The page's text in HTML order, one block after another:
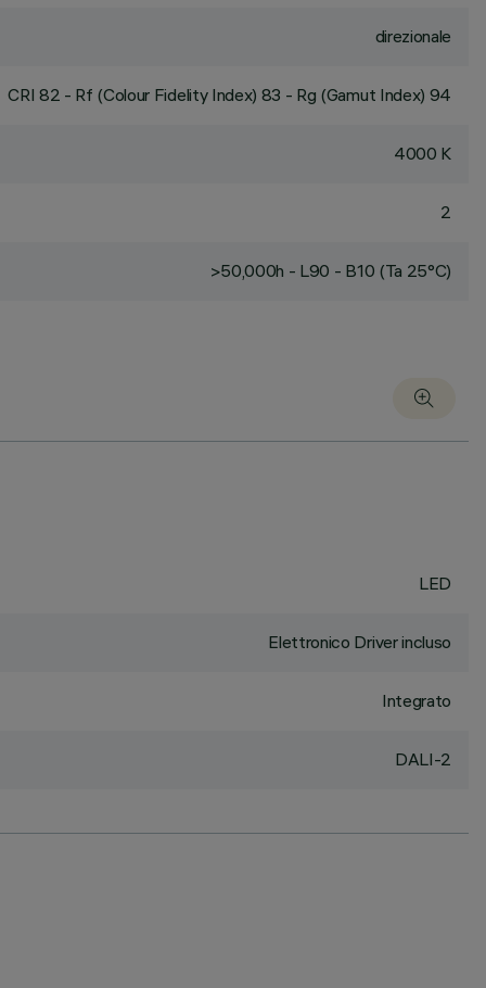
direzionale
CRI 82 - Rf (Colour Fidelity Index) 83 - Rg (Gamut Index) 94
4000 K
2
>50,000h - L90 - B10 (Ta 25°C)
LED
Elettronico Driver incluso
Integrato
DALI-2